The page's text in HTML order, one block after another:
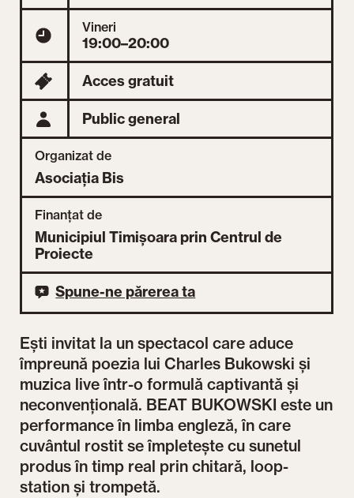
Ești invitat la un spectacol care aduce
împreună poezia lui Charles Bukowski și
muzica live într-o formulă captivantă și
neconvențională. BEAT BUKOWSKI este un
performance în limba engleză, în care
cuvântul rostit se împletește cu sunetul
produs în timp real prin chitară, loop-
station și trompetă.
Vineri
19:00–20:00
Acces gratuit
Public general
Organizat de
Asociația Bis
Finanțat de
Municipiul Timișoara prin Centrul de
Proiecte
Spune-ne părerea ta